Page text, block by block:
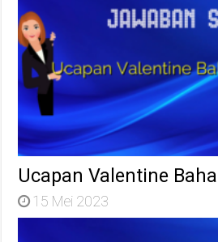
Ucapan Valentine
15 Mei 2023